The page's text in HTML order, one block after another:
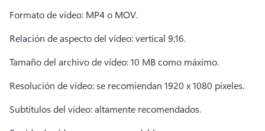
Formato de vídeo: MP4 o MOV.
Relación de aspecto del vídeo: vertical 9:16.
Tamaño del archivo de vídeo: 10 MB como máximo.
Resolución de vídeo: se recomiendan 1920 x 1080 píxeles.
Subtítulos del vídeo: altamente recomendados.